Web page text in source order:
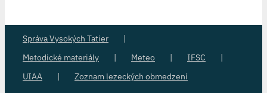
Správa Vysokých Tatier
Metodické materiály
Meteo
IFSC
UIAA
Zoznam lezeckých obmedzení